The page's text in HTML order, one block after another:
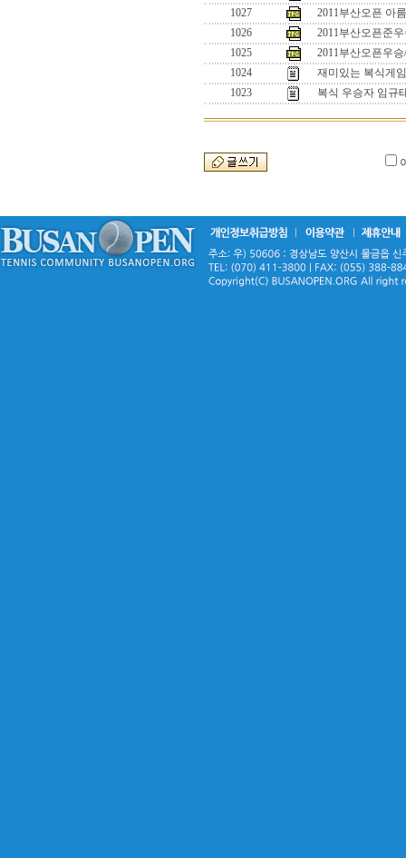
1027
2011부산오픈 아
1026
2011부산오픈준
1025
2011부산오픈우
1024
재미있는 복식게
1023
복식 우승자 임규